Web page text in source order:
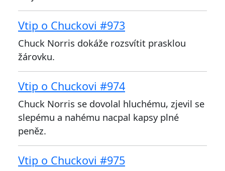
Vtip o Chuckovi #973
Chuck Norris dokáže rozsvítit prasklou
žárovku.
Vtip o Chuckovi #974
Chuck Norris se dovolal hluchému, zjevil se
slepému a nahému nacpal kapsy plné
peněz.
Vtip o Chuckovi #975